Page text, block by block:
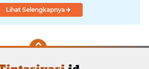
Lihat Selengkapnya